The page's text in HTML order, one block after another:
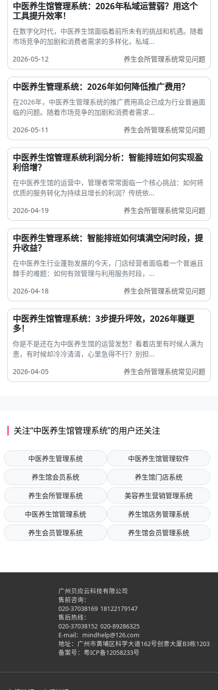
中医养生馆管理系统：2026年私域运营弱？用这个
工具提升效率！
在数字化时代，中医养生馆面临着前所未有的挑战和机遇。随着
市场竞争的加剧和消费者需求的多样化，私域...
2026-05-12
养生会所管理系统常见问题
中医养生管理系统：2026年如何降低推广费用？
在2026年，中医养生管理系统的推广费用高企已成为行业普遍面
临的问题。随着市场竞争的加剧和消费者需求...
2026-05-11
养生会所管理系统常见问题
中医养生馆管理系统利润分析：智能排班如何实现盈
利倍增？
在中医养生馆的运营中，管理者常常面临一个核心挑战：如何将
优质的服务转化为持续且增长的利润？传统依...
2026-04-19
养生会所管理系统常见问题
中医养生管理系统：智能排班如何填满空闲时段，提
升收益？
在中医养生行业蓬勃发展的今天，门店经营者面临着一个普遍且
棘手的难题：如何有效管理与利用服务时段，...
2026-04-18
养生会所管理系统常见问题
中医养生馆管理系统：3步提升坪效，2026年赚更
多！
你是不是还在为中医养生馆的运营发愁？看着店里有时候人满为
患，有时候却冷冷清清，心里急得不行？别担...
2026-04-05
养生会所管理系统常见问题
关注“中医养生馆管理系统”的用户还关注
中医养生管理系统
中医养生馆管理软件
养生馆会员系统
养生馆门店系统
养生会所管理系统
美容养生营销管理系统
中医养生馆管理系统
养生馆店务管理系统
养生会员管理系统
养生馆会员管理系统
广州贝应云科技有限公司
售前咨询：
020-37038169 18122179147
售后热线：
020-37038152 020-89286325
E-mail：mindhelp@126.com
地址：广州市黄埔区科学大道162号创意大厦B3栋1203
备案号： 粤ICP备12058233号